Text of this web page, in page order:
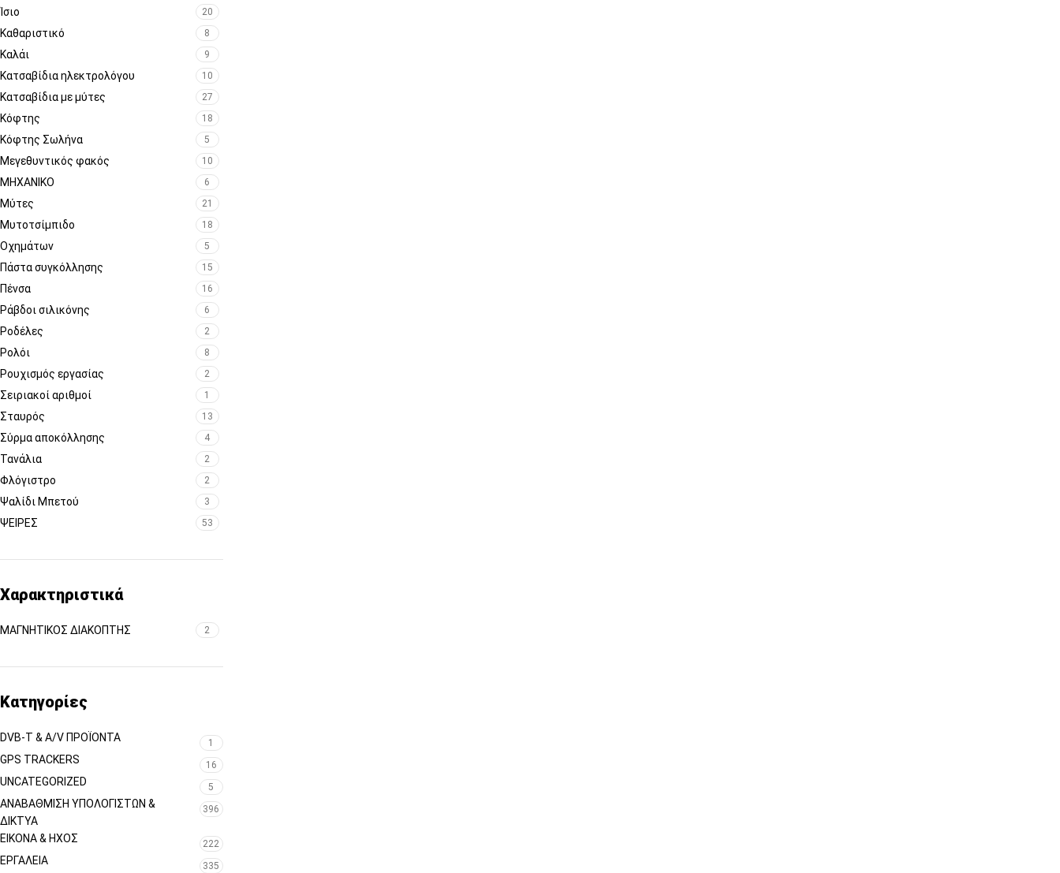
Ίσιο 20
Καθαριστικό 8
Καλάι 9
Κατσαβίδια ηλεκτρολόγου 10
Κατσαβίδια με μύτες 27
Κόφτης 18
Κόφτης Σωλήνα 5
Μεγεθυντικός φακός 10
ΜΗΧΑΝΙΚΟ 6
Μύτες 21
Μυτοτσίμπιδο 18
Οχημάτων 5
Πάστα συγκόλλησης 15
Πένσα 16
Ράβδοι σιλικόνης 6
Ροδέλες 2
Ρολόι 8
Ρουχισμός εργασίας 2
Σειριακοί αριθμοί 1
Σταυρός 13
Σύρμα αποκόλλησης 4
Τανάλια 2
Φλόγιστρο 2
Ψαλίδι Μπετού 3
ΨΕΙΡΕΣ 53
Χαρακτηριστικά
ΜΑΓΝΗΤΙΚΟΣ ΔΙΑΚΟΠΤΗΣ 2
Κατηγορίες
DVB-T & A/V ΠΡΟΪΌΝΤΑ 1
GPS TRACKERS 16
UNCATEGORIZED 5
ΑΝΑΒΆΘΜΙΣΗ ΥΠΟΛΟΓΙΣΤΏΝ &
ΔΊΚΤΥΑ
396
ΕΙΚΌΝΑ & ΗΧΟΣ 222
ΕΡΓΑΛΕΊΑ 335